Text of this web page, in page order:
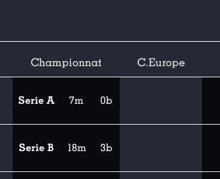
Championnat C.Europe
Serie A 7m 0b
Serie B 18m 3b